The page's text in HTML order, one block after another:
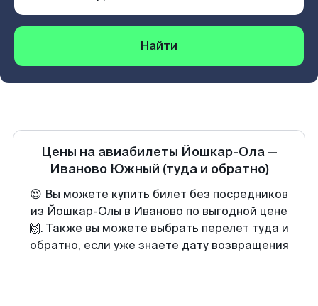
Найти
Цены на авиабилеты Йошкар-Ола—
Иваново Южный (туда и обратно)
😍 Вы можете купить билет без посредников
из Йошкар-Олы в Иваново по выгодной цене
🙌. Также вы можете выбрать перелет туда и
обратно, если уже знаете дату возвращения